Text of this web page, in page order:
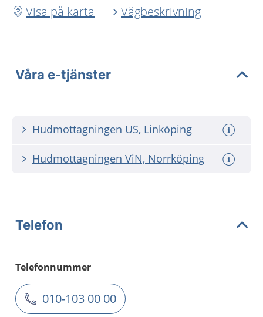
Visa på karta
Vägbeskrivning
Våra e-tjänster
Hudmottagningen US, Linköping
Hudmottagningen ViN, Norrköping
Telefon
Telefonnummer
010-103 00 00